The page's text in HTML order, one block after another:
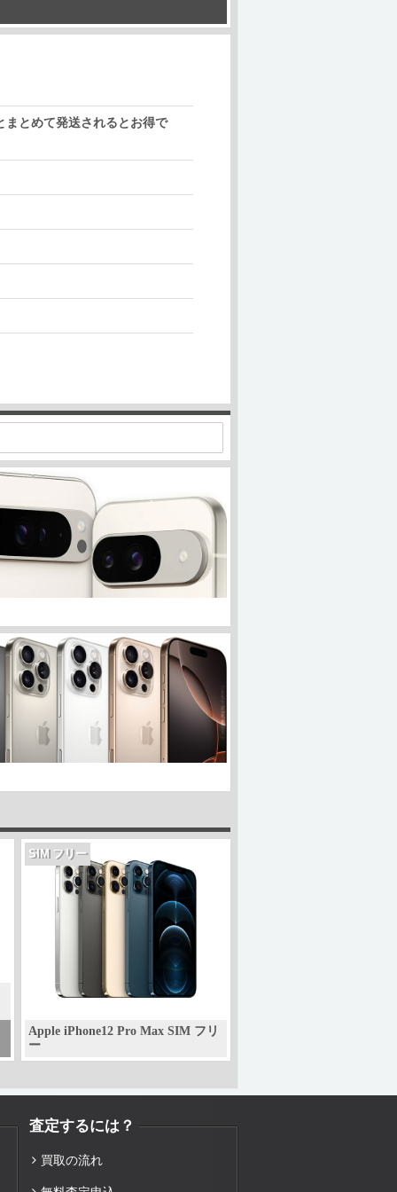
まとめて発送されるとお得で
SIM フリー
Apple iPhone12 Pro Max SIM フリ
ー
査定するには？
買取の流れ